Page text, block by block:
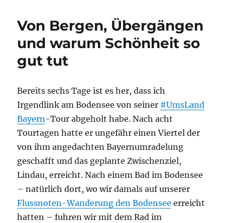
Von Bergen, Übergängen
und warum Schönheit so
gut tut
Bereits sechs Tage ist es her, dass ich
Irgendlink am Bodensee von seiner #UmsLand
Bayern-Tour abgeholt habe. Nach acht
Tourtagen hatte er ungefähr einen Viertel der
von ihm angedachten Bayernumradelung
geschafft und das geplante Zwischenziel,
Lindau, erreicht. Nach einem Bad im Bodensee
– natürlich dort, wo wir damals auf unserer
Flussnoten-Wanderung den Bodensee erreicht
hatten – fuhren wir mit dem Rad im